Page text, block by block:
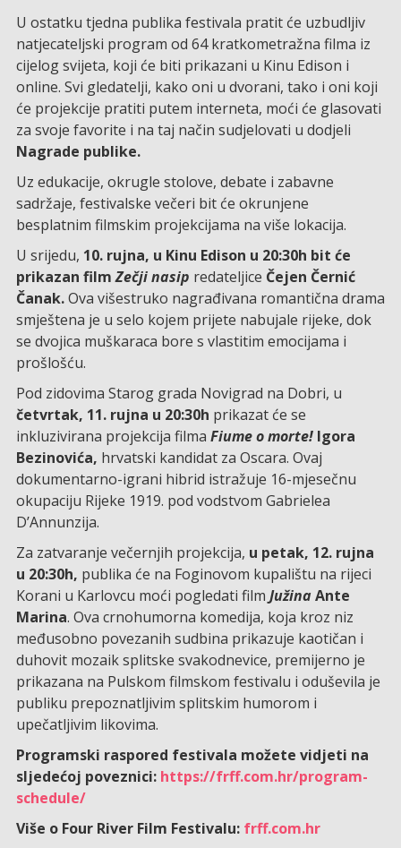
U ostatku tjedna publika festivala pratit će uzbudljiv
natjecateljski program od 64 kratkometražna filma iz
cijelog svijeta, koji će biti prikazani u Kinu Edison i
online. Svi gledatelji, kako oni u dvorani, tako i oni koji
će projekcije pratiti putem interneta, moći će glasovati
za svoje favorite i na taj način sudjelovati u dodjeli
Nagrade publike.
Uz edukacije, okrugle stolove, debate i zabavne
sadržaje, festivalske večeri bit će okrunjene
besplatnim filmskim projekcijama na više lokacija.
U srijedu, 10. rujna, u Kinu Edison u 20:30h bit će
prikazan filmZečji nasip redateljice Čejen Černić
Čanak.Ova višestruko nagrađivana romantična drama
smještena je u selo kojem prijete nabujale rijeke, dok
se dvojica muškaraca bore s vlastitim emocijama i
prošlošću.
Pod zidovima Starog grada Novigrad na Dobri, u
četvrtak, 11. rujna u 20:30h prikazat će se
inkluzivirana projekcija filma Fiume o morte!Igora
Bezinovića, hrvatski kandidat za Oscara. Ovaj
dokumentarno-igrani hibrid istražuje 16-mjesečnu
okupaciju Rijeke 1919. pod vodstvom Gabrielea
D’Annunzija.
Za zatvaranje večernjih projekcija, u petak, 12. rujna
u 20:30h, publika će na Foginovom kupalištu na rijeci
Korani u Karlovcu moći pogledati film JužinaAnte
Marina. Ova crnohumorna komedija, koja kroz niz
međusobno povezanih sudbina prikazuje kaotičan i
duhovit mozaik splitske svakodnevice, premijerno je
prikazana na Pulskom filmskom festivalu i oduševila je
publiku prepoznatljivim splitskim humorom i
upečatljivim likovima.
Programski raspored festivala možete vidjeti na
sljedećoj poveznici:https://frff.com.hr/program-
schedule/
Više o Four River Film Festivalu:frff.com.hr